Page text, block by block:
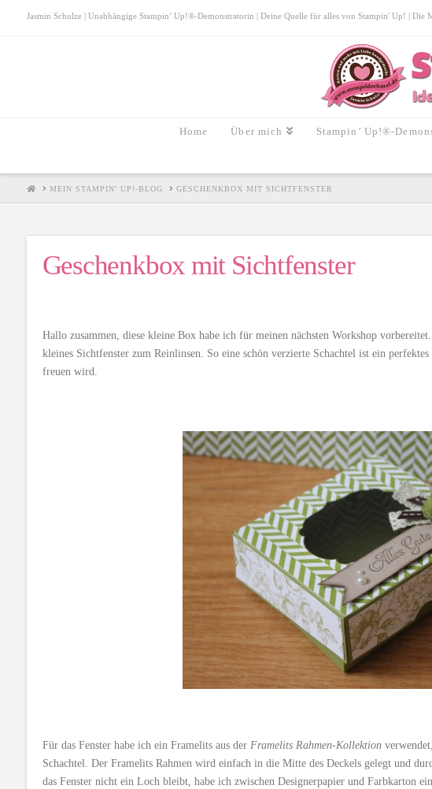
Jasmin Schulze | Unabhängige Stampin’ Up!®-Demonstratorin | Deine Quelle für alles von Stampin' Up! |
Home Über mich Stampin’ Up!®-
HOMEMEIN STAMPIN' UP!-BLOG GESCHENKBOX MIT SICHTFENSTER
Geschenkbox mit Sichtfenster
Hallo zusammen, diese kleine Box habe ich für meinen nächsten Workshop
kleines Sichtfenster zum Reinlinsen. So eine schön verzierte Schachtel ist ein
freuen wird.
Für das Fenster habe ich ein Framelits aus der Framelits Rahmen-Kollektion
Schachtel. Der Framelits Rahmen wird einfach in die Mitte des Deckels gelegt und
das Fenster nicht ein Loch bleibt, habe ich zwischen Designerpapier und Farbkarton